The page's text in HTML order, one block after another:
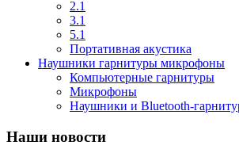
2.1
3.1
5.1
Портативная акустика
Наушники гарнитуры микрофоны
Компьютерные гарнитуры
Микрофоны
Наушники и Bluetooth-
Наши новости